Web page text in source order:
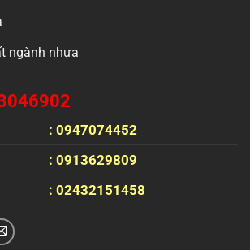
ngành nhựa
: 0947074452
: 0913629809
: 02432151458